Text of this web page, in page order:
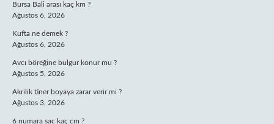
Bursa Bali arası kaç km ?
Ağustos 6, 2026
Kufta ne demek ?
Ağustos 6, 2026
Avcı böreğine bulgur konur mu ?
Ağustos 5, 2026
Akrilik tiner boyaya zarar verir mi ?
Ağustos 3, 2026
6 numara sac kaç cm ?